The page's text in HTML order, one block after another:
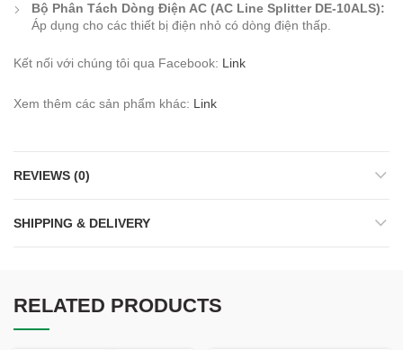
Bộ Phân Tách Dòng Điện AC (AC Line Splitter DE-10ALS):
Áp dụng cho các thiết bị điện nhỏ có dòng điện thấp.
Kết nối với chúng tôi qua Facebook: Link
Xem thêm các sản phẩm khác: Link
REVIEWS (0)
SHIPPING & DELIVERY
RELATED PRODUCTS